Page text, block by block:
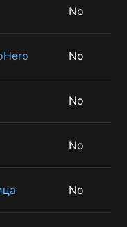
No
No
No
No
No